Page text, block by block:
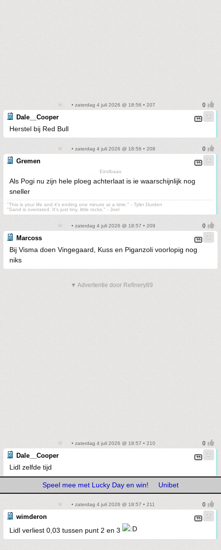
• zaterdag 4 juli 2026 @ 18:56 • 207
Dale__Cooper
Herstel bij Red Bull
• zaterdag 4 juli 2026 @ 18:56 • 208
Gremen
Eindbaas
Als Pogi nu zijn hele ploeg achterlaat is ie waarschijnlijk nog
sneller
"This is your life and it's ending one minute at a time." - Tyler Durden
"Sand is overrated. It's just tiny, little rocks." - Joel
• zaterdag 4 juli 2026 @ 18:57 • 209
Marcoss
Bij Visma doen Vingegaard, Kuss en Piganzoli voorlopig nog
niks
▼ Advertentie door Refinery89
• zaterdag 4 juli 2026 @ 18:57 • 210
Dale__Cooper
Lidl zelfde tijd
Speel mee met Lucky Day en win! Unibet
• zaterdag 4 juli 2026 @ 18:57 • 211
wimderon
Lidl verliest 0,03 tussen punt 2 en 3